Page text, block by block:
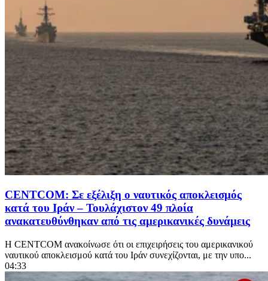
CENTCOM: Σε εξέλιξη ο ναυτικός αποκλεισμός
κατά του Ιράν – Τουλάχιστον 49 πλοία
ανακατευθύνθηκαν από τις αμερικανικές δυνάμεις
Η CENTCOM ανακοίνωσε ότι οι επιχειρήσεις του αμερικανικού
ναυτικού αποκλεισμού κατά του Ιράν συνεχίζονται, με την υπο...
04:33